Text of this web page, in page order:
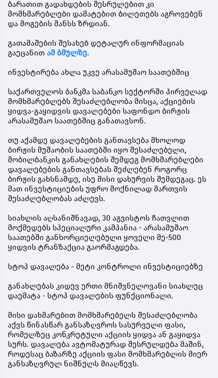
ბარათით გადახდების შესრულებით კი
მომხმარებლები დამატებით ბილეთებს აგროვებენ
და მოგების შანსს ზრდიან.
გათამაშების შესახებ დეტალურ ინფორმაციას
გაეცანით ამ ბმულზე.
ინვესტირება ახლა უკვე არასამუშაო საათებშიც
საქართველოს ბანკმა საბანკო სექტორში პირველად
მომხმარებლებს შესაძლებლობა მისცა, აქციების
ყიდვა-გაყიდვის დავალებები საფონდო ბირჟის
არასამუშაო საათებშიც განათავსონ.
თუ აქამდე დავალებების განთავსება მხოლოდ
ბირჟის მუშაობის საათებში იყო შესაძლებელი,
მობილბანკის განახლების შემდეგ მომხმარებლები
დავალებების განთავსებას შეძლებენ როგორც
ბირჟის გახსნამდე, ისე მისი დახურვის შემდეგაც. ეს
მათ ინვესტიციების უფრო მოქნილად მართვის
შესაძლებლობას აძლევს.
სიახლის აღსანიშნავად, 30 აგვისტოს ჩათვლით
მოქმედებს სპეციალური კამპანია - არასამუშაო
საათებში განხორციელებული ყოველი მე-500
ყიდვის ტრანზაქცია გაორმაგდება.
სტოპ დავალება - მეტი კონტროლი ინვესტიციებზე
განახლებას კიდევ ერთი მნიშვნელოვანი სიახლეც
დაემატა - სტოპ დავალების ფუნქციონალი.
მისი დახმარებით მომხმარებელს შესაძლებლობა
აქვს წინასწარ განსაზღვროს სასურველი ფასი,
რომელზეც კონკრეტული აქციის ყიდვა ან გაყიდვა
სურს. დავალება ავტომატურად შესრულდება მაშინ,
როდესაც ბაზარზე აქციის ფასი მომხმარებლის მიერ
განსაზღვრულ ნიშნულს მიაღწევს.